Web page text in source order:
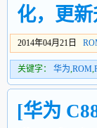
化，更
2014年04月21日
关键字： 华为,ROM,
[华为